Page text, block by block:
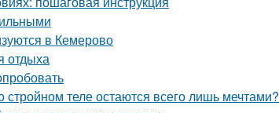
в Кемерово
отдыха
теле остаются всего лишь мечтами?